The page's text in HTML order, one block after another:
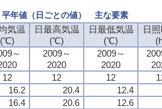
年値（日ごとの値） 主な要素
気温
(℃)
日最高気温
(℃)
日最低気温
(℃)
日
～
2009～
2020
2009～
2020
12 12 12
16.2 20.4
12.4
16.4 20.6
12.6